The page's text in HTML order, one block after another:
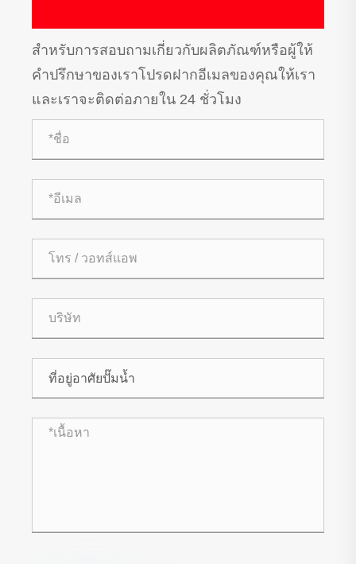
สำหรับการสอบถามเกี่ยวกับผลิตภัณฑ์หรือผู้ให้
คำปรึกษาของเราโปรดฝากอีเมลของคุณให้เรา
และเราจะติดต่อภายใน 24 ชั่วโมง